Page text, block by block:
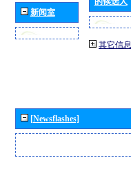
新闻室
其它信息
[Newsflashes]